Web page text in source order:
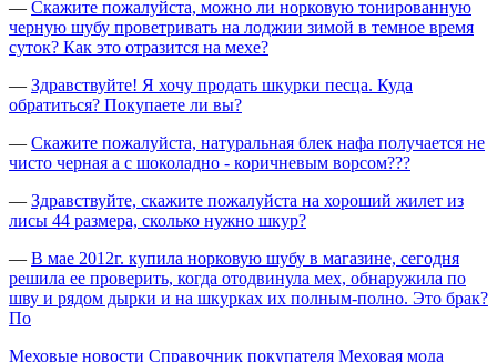
— Скажите пожалуйста, можно ли норковую тонированную
черную шубу проветривать на лоджии зимой в темное время
суток? Как это отразится на мехе?
— Здравствуйте! Я хочу продать шкурки песца. Куда
обратиться? Покупаете ли вы?
— Скажите пожалуйста, натуральная блек нафа получается не
чисто черная а с шоколадно - коричневым ворсом???
— Здравствуйте, скажите пожалуйста на хороший жилет из
лисы 44 размера, сколько нужно шкур?
— В мае 2012г. купила норковую шубу в магазине, сегодня
решила ее проверить, когда отодвинула мех, обнаружила по
шву и рядом дырки и на шкурках их полным-полно. Это брак?
По
Меховые новости Справочник покупателя Меховая мода